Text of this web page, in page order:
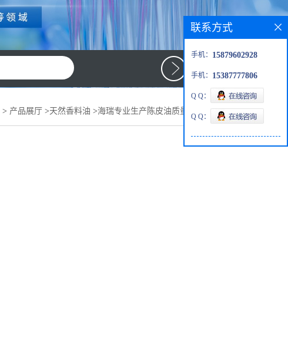
> 产品展厅 >天然香料油 >海瑞专业生产陈皮油质量好品质高价格低
联系方式
手机： 15879602928
手机： 15387777806
Q Q：
Q Q：